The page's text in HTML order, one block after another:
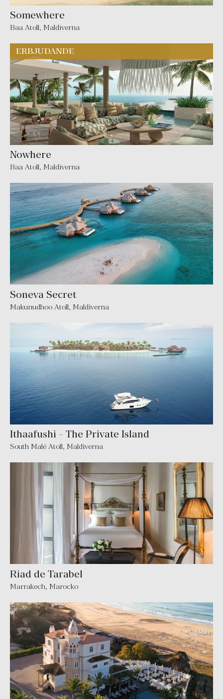
Somewhere
Baa Atoll, Maldiverna
Nowhere
Baa Atoll, Maldiverna
Soneva Secret
Makunudhoo Atoll, Maldiverna
Ithaafushi - The Private Island
South Malé Atoll, Maldiverna
Riad de Tarabel
Marrakech, Marocko